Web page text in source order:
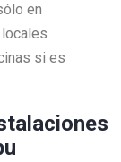
en
si es